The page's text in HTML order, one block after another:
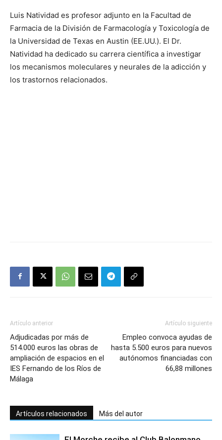
Luis Natividad es profesor adjunto en la Facultad de
Farmacia de la División de Farmacología y Toxicología de
la Universidad de Texas en Austin (EE.UU.). El Dr.
Natividad ha dedicado su carrera científica a investigar
los mecanismos moleculares y neurales de la adicción y
los trastornos relacionados.
Artículo anterior
Adjudicadas por más de
514.000 euros las obras de
ampliación de espacios en el
IES Fernando de los Ríos de
Málaga
Artículo siguiente
Empleo convoca ayudas de
hasta 5.500 euros para nuevos
autónomos financiadas con
66,88 millones
Artículos relacionados Más del autor